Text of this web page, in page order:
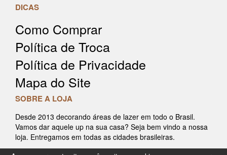
DICAS
Como Comprar
Política de Troca
Política de Privacidade
Mapa do Site
SOBRE A LOJA
Desde 2013 decorando áreas de lazer em todo o Brasil.
Vamos dar aquele up na sua casa? Seja bem vindo a nossa
loja. Entregamos em todas as cidades brasileiras.